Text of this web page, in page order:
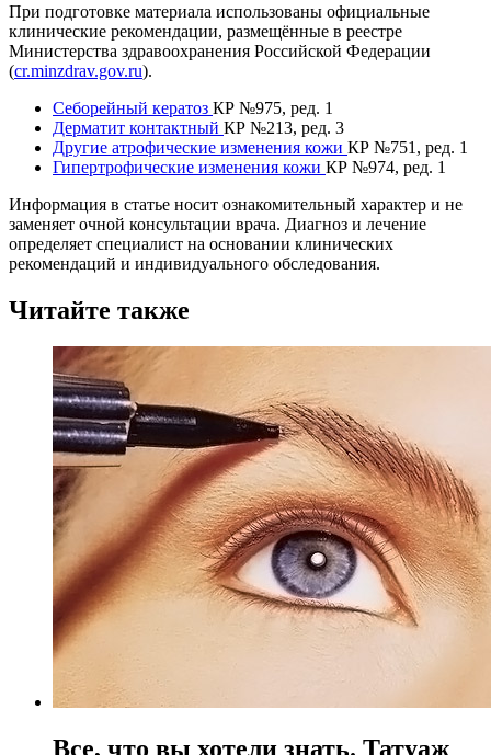
При подготовке материала использованы официальные
клинические рекомендации, размещённые в реестре
Министерства здравоохранения Российской Федерации
(cr.minzdrav.gov.ru).
Себорейный кератоз КР №975, ред. 1
Дерматит контактный КР №213, ред. 3
Другие атрофические изменения кожи КР №751, ред. 1
Гипертрофические изменения кожи КР №974, ред. 1
Информация в статье носит ознакомительный характер и не
заменяет очной консультации врача. Диагноз и лечение
определяет специалист на основании клинических
рекомендаций и индивидуального обследования.
Читайте также
Все, что вы хотели знать. Татуаж